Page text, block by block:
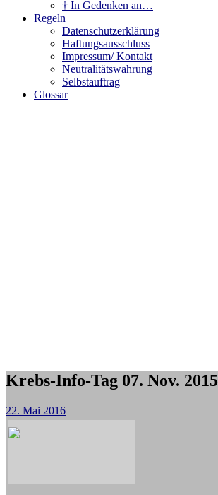
† In Gedenken an…
Regeln
Datenschutzerklärung
Haftungsausschluss
Impressum/ Kontakt
Neutralitätswahrung
Selbstauftrag
Glossar
Krebs-Info-Tag 07. Nov. 2015
22. Mai 2016